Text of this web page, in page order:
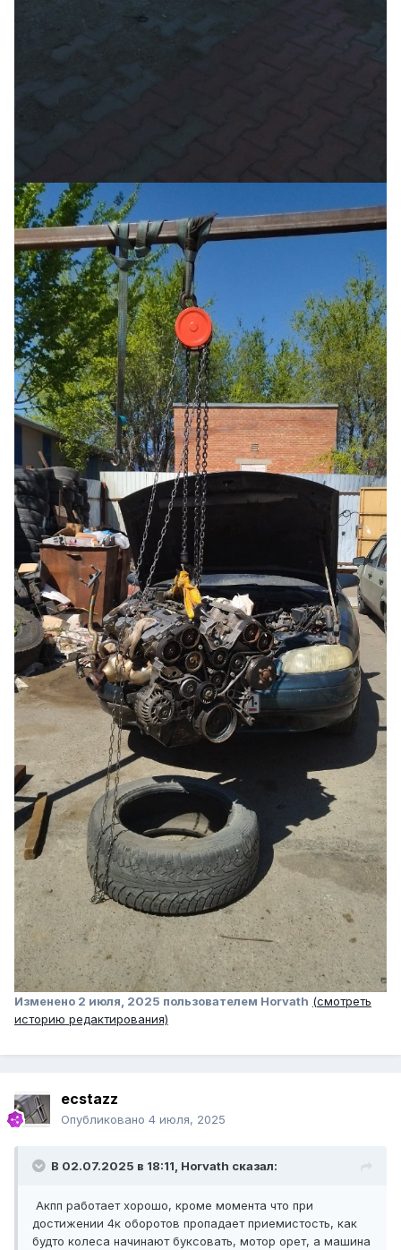
Изменено 2 июля, 2025 пользователем Horvath (смотреть
историю редактирования)
ecstazz
Опубликовано 4 июля, 2025
В 02.07.2025 в 18:11, Horvath сказал:
Акпп работает хорошо, кроме момента что при
достижении 4к оборотов пропадает приемистость, как
будто колеса начинают буксовать, мотор орет, а машина